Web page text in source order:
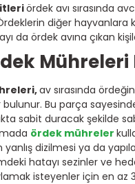
ördek avı sırasında
Ördeklerin diğer
da ördek avına çıkan
Mühreleri
av sırasında
Bu parça
sabit duracak şekilde
ördek mühreler
dizilmesi ya da
hatayı sezinler ve
isteyenler için en az